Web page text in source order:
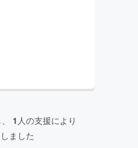
1 人の支援により
ました